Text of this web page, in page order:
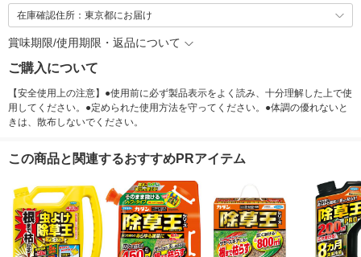
在庫確認住所：東京都にお届け
賞味期限/使用期限・返品について
ご購入について
【安全使用上の注意】●使用前に必ず製品表示をよく読み、十分理解した上で使
用してください。●定められた使用方法を守ってください。●体調の優れないと
きは、散布しないでください。
この商品と関連するおすすめPRアイテム